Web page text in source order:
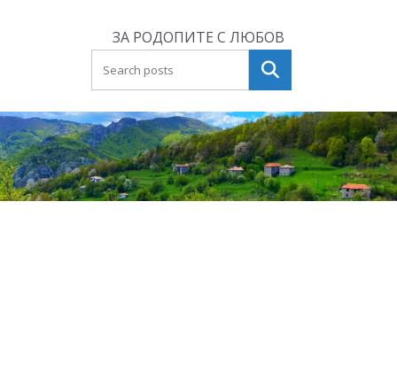
ЗА РОДОПИТЕ С ЛЮБОВ
Търсене